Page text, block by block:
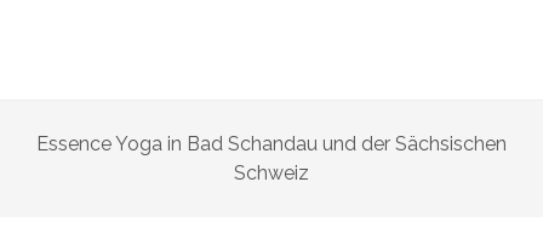
Essence Yoga in Bad Schandau und der Sächsischen
Schweiz